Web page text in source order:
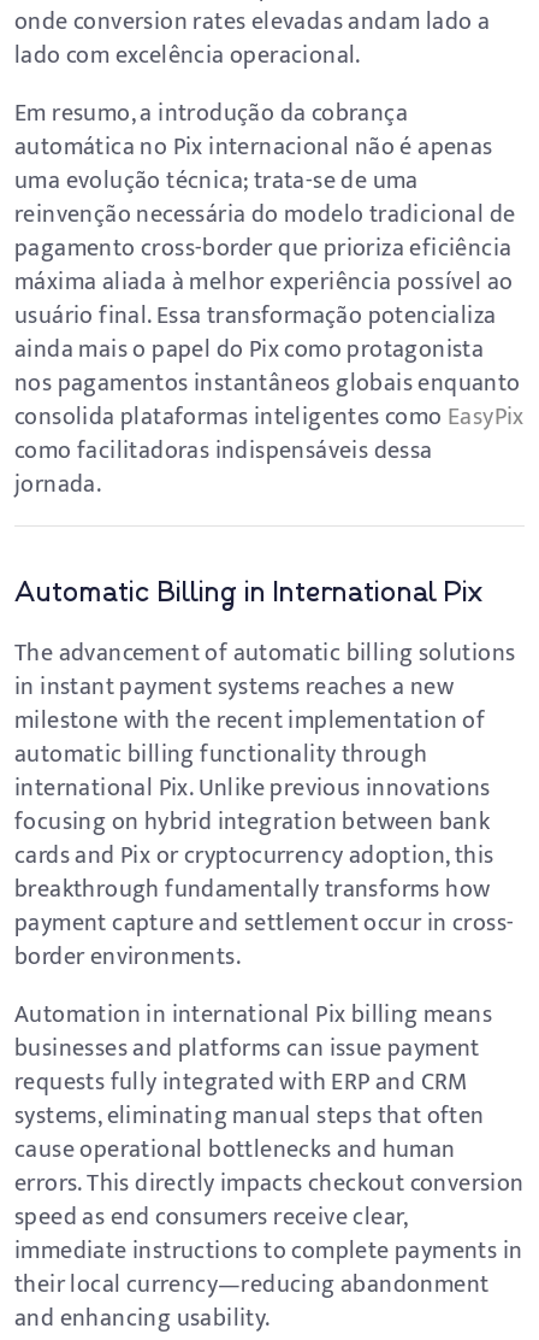
onde conversion rates elevadas andam lado a
lado com excelência operacional.
Em resumo, a introdução da cobrança
automática no Pix internacional não é apenas
uma evolução técnica; trata-se de uma
reinvenção necessária do modelo tradicional de
pagamento cross-border que prioriza eficiência
máxima aliada à melhor experiência possível ao
usuário final. Essa transformação potencializa
ainda mais o papel do Pix como protagonista
nos pagamentos instantâneos globais enquanto
consolida plataformas inteligentes como EasyPix
como facilitadoras indispensáveis dessa
jornada.
Automatic Billing in International Pix
The advancement of automatic billing solutions
in instant payment systems reaches a new
milestone with the recent implementation of
automatic billing functionality through
international Pix. Unlike previous innovations
focusing on hybrid integration between bank
cards and Pix or cryptocurrency adoption, this
breakthrough fundamentally transforms how
payment capture and settlement occur in cross-
border environments.
Automation in international Pix billing means
businesses and platforms can issue payment
requests fully integrated with ERP and CRM
systems, eliminating manual steps that often
cause operational bottlenecks and human
errors. This directly impacts checkout conversion
speed as end consumers receive clear,
immediate instructions to complete payments in
their local currency—reducing abandonment
and enhancing usability.